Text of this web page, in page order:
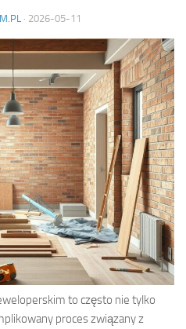
· 2026-05-11
to często nie tylko
proces związany z